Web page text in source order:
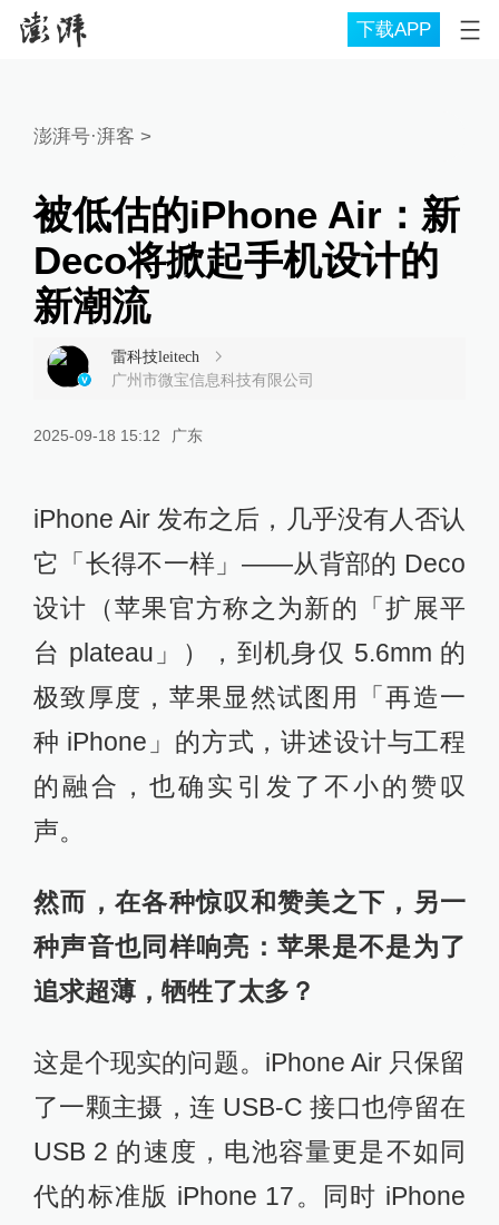
下载APP
澎湃号·湃客 >
被低估的iPhone Air：新
Deco将掀起手机设计的
新潮流
雷科技leitech
广州市微宝信息科技有限公司
2025-09-18 15:12 广东
iPhone Air 发布之后，几乎没有人否认
它「长得不一样」——从背部的 Deco
设计（苹果官方称之为新的「扩展平
台 plateau」），到机身仅 5.6mm 的
极致厚度，苹果显然试图用「再造一
种 iPhone」的方式，讲述设计与工程
的融合，也确实引发了不小的赞叹
声。
然而，在各种惊叹和赞美之下，另一
种声音也同样响亮：苹果是不是为了
追求超薄，牺牲了太多？
这是个现实的问题。iPhone Air 只保留
了一颗主摄，连 USB-C 接口也停留在
USB 2 的速度，电池容量更是不如同
代的标准版 iPhone 17。同时 iPhone